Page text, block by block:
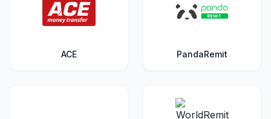
ACE PandaRemit